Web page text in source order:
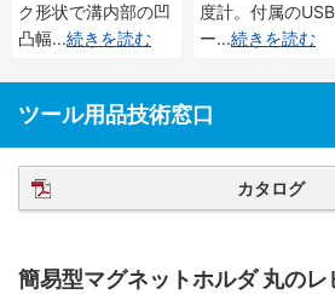
ク形状で溝内部の凹
凸幅...続きを読む
度計。付属の
ー...続きを読む
ツール用品技術窓口
カタログ
簡易型マグネットホルダ 丸のレ